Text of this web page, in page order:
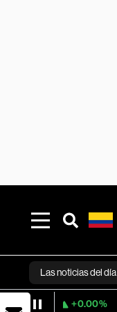
Las noticias del día
ETH/USD